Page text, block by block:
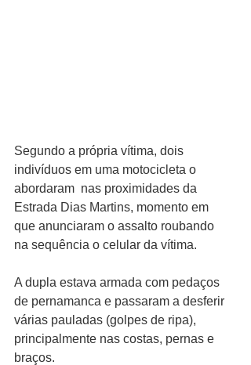
Segundo a própria vítima, dois
indivíduos em uma motocicleta o
abordaram  nas proximidades da
Estrada Dias Martins, momento em
que anunciaram o assalto roubando
na sequência o celular da vítima.
A dupla estava armada com pedaços
de pernamanca e passaram a desferir
várias pauladas (golpes de ripa),
principalmente nas costas, pernas e
braços.